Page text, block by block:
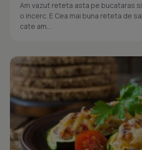
Am vazut reteta asta pe bucataras
o incerc. E Cea mai buna reteta de
cate am...